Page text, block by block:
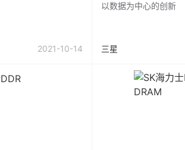
2021-10-14
以数据为中心的创新
三星